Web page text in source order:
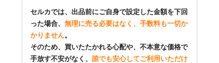
セルカでは、出品前にご自身で設定した金額を下回
った場合、 無理に売る必要はなく、手数料も一切か
かりません。
そのため、買いたたかれる心配や、不本意な価格で
手放す不安がなく、 誰でも安心してご利用いただけ